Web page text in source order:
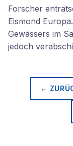
Forscher
Eismond
Gewässers im
jedoch
←